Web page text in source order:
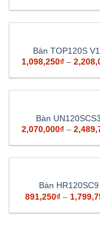
Bàn TOP120S
1,098,250₫–
Bàn UN120SCS3
2,070,000₫–
Bàn HR120SC9
891,250₫–